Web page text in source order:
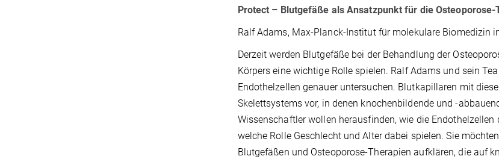
Protect – Blutgefäße als Ansatzpunkt für die Osteoporose-
Ralf Adams, Max-Planck-Institut für molekulare Biomedizin
Derzeit werden Blutgefäße bei der Behandlung der
Körpers eine wichtige Rolle spielen. Ralf Adams und sein
Endothelzellen genauer untersuchen. Blutkapillaren mit
Skelettsystems vor, in denen knochenbildende und -
Wissenschaftler wollen herausfinden, wie die
welche Rolle Geschlecht und Alter dabei spielen. Sie
Blutgefäßen und Osteoporose-Therapien aufklären, die auf